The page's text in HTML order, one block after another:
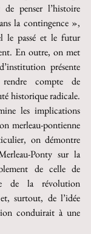
penser l’histoire
la contingence »,
le passé et le futur
En outre, on met
présente
compte de
historique radicale.
les implications
merleau-pontienne
on démontre
Ponty sur la
de celle de
de la révolution
surtout, de l’idée
conduirait à une